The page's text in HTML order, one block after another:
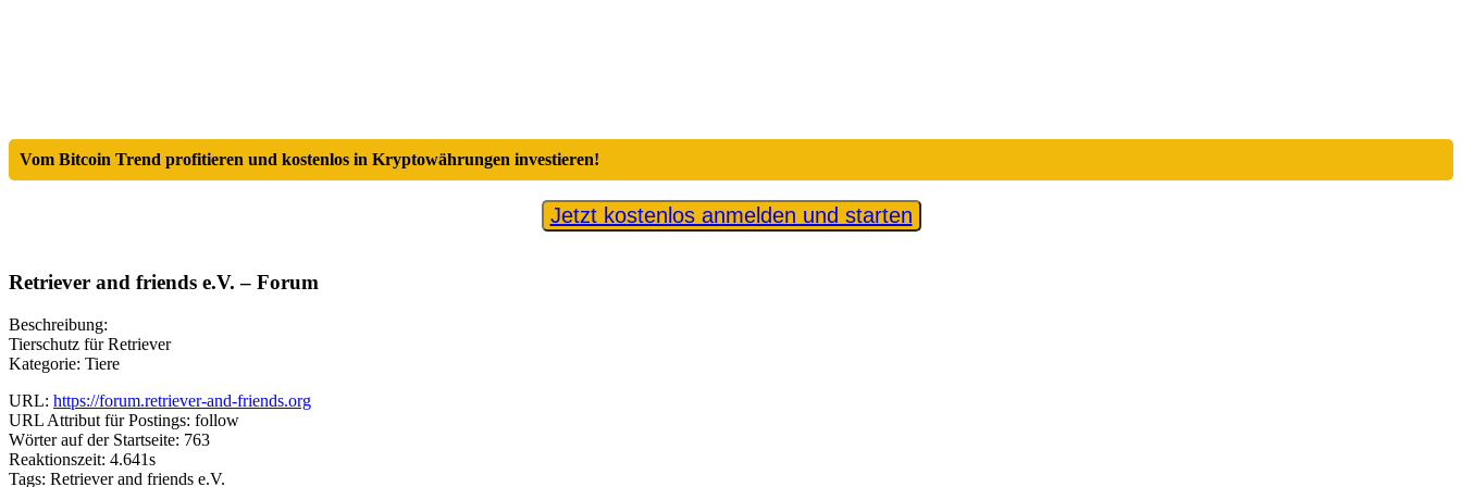
Vom Bitcoin Trend profitieren und kostenlos in Kryptowährungen investieren!
Jetzt kostenlos anmelden und starten
Retriever and friends e.V. – Forum
Beschreibung:
Tierschutz für Retriever
Kategorie: Tiere
URL: https://forum.retriever-and-friends.org
URL Attribut für Postings: follow
Wörter auf der Startseite: 763
Reaktionszeit: 4.641s
Tags: Retriever and friends e.V.